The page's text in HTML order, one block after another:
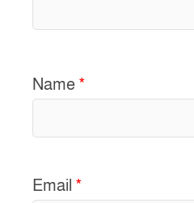
Name*
Email*